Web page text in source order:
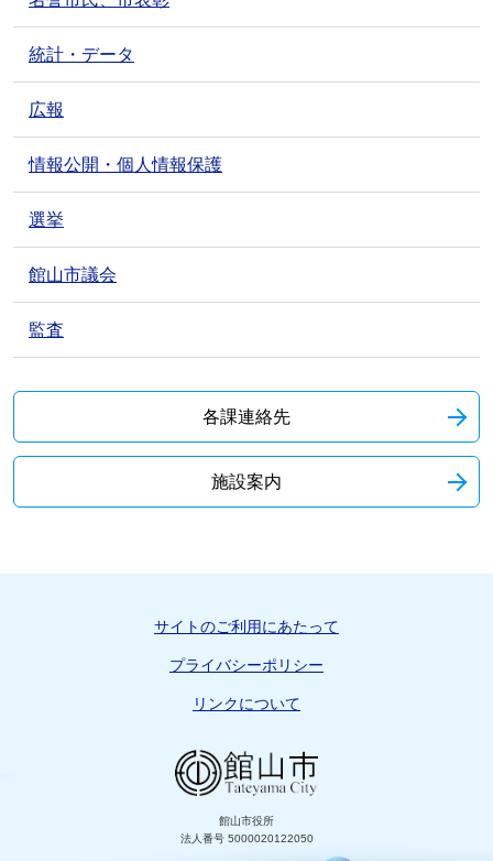
統計・データ
広報
情報公開・個人情報保護
選挙
館山市議会
監査
各課連絡先
施設案内
館山市役所
法人番号 5000020122050
サイトのご利用にあたって
プライバシーポリシー
リンクについて